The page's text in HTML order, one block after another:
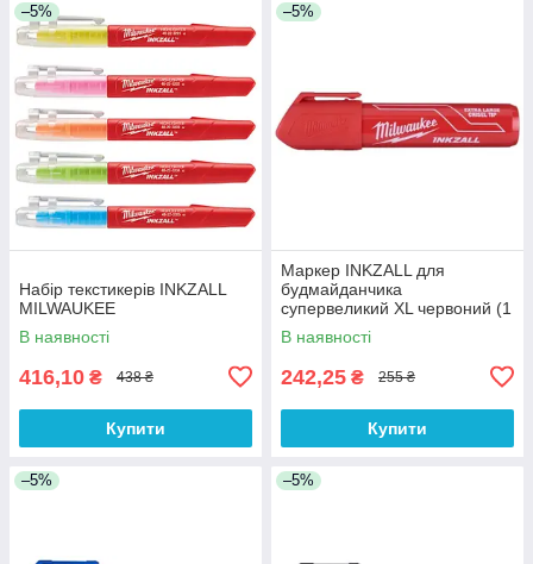
–5%
Набір текстикерів INKZALL
MILWAUKEE
В наявності
416,10 ₴ 438 ₴
Купити
–5%
Маркер INKZALL для
будмайданчика
супервеликий XL червоний (1
шт., дисплей 12 шт.)
В наявності
242,25 ₴ 255 ₴
Купити
–5% –5%